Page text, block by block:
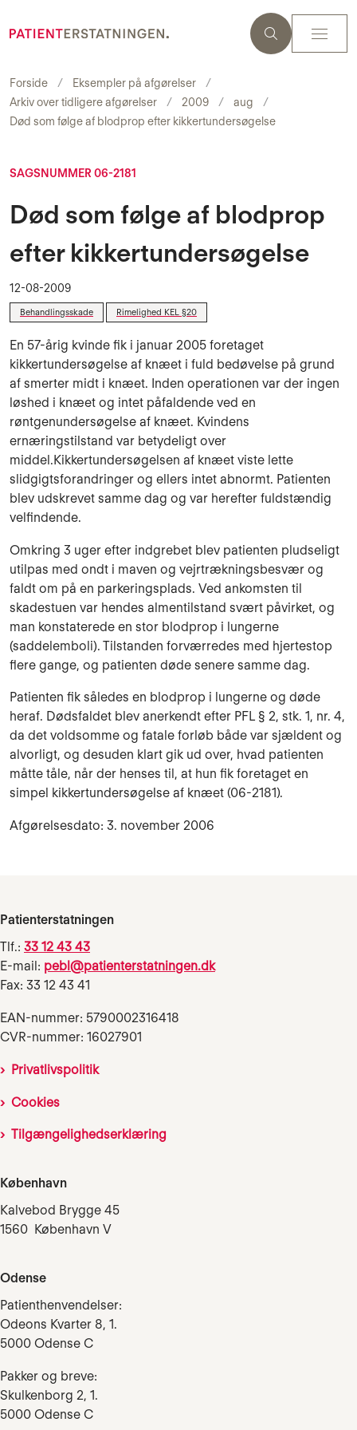
Forside
Eksempler på afgørelser
Arkiv over tidligere afgørelser
2009
aug
Død som følge af blodprop efter kikkertundersøgelse
SAGSNUMMER 06-2181
Død som følge af blodprop
efter kikkertundersøgelse
12-08-2009
Behandlingsskade Rimelighed KEL §20
En 57-årig kvinde fik i januar 2005 foretaget
kikkertundersøgelse af knæet i fuld bedøvelse på grund
af smerter midt i knæet. Inden operationen var der ingen
løshed i knæet og intet påfaldende ved en
røntgenundersøgelse af knæet. Kvindens
ernæringstilstand var betydeligt over
middel.Kikkertundersøgelsen af knæet viste lette
slidgigtsforandringer og ellers intet abnormt. Patienten
blev udskrevet samme dag og var herefter fuldstændig
velfindende.
Omkring 3 uger efter indgrebet blev patienten pludseligt
utilpas med ondt i maven og vejrtrækningsbesvær og
faldt om på en parkeringsplads. Ved ankomsten til
skadestuen var hendes almentilstand svært påvirket, og
man konstaterede en stor blodprop i lungerne
(saddelemboli). Tilstanden forværredes med hjertestop
flere gange, og patienten døde senere samme dag.
Patienten fik således en blodprop i lungerne og døde
heraf. Dødsfaldet blev anerkendt efter PFL § 2, stk. 1, nr. 4,
da det voldsomme og fatale forløb både var sjældent og
alvorligt, og desuden klart gik ud over, hvad patienten
måtte tåle, når der henses til, at hun fik foretaget en
simpel kikkertundersøgelse af knæet (06-2181).
Afgørelsesdato: 3. november 2006
Patienterstatningen
Tlf.: 33 12 43 43
E-mail: pebl@patienterstatningen.dk
Fax: 33 12 43 41
EAN-nummer: 5790002316418
CVR-nummer: 16027901
Privatlivspolitik
Cookies
Tilgængelighedserklæring
København
Kalvebod Brygge 45
1560 København V
Odense
Patienthenvendelser:
Odeons Kvarter 8, 1.
5000 Odense C
Pakker og breve:
Skulkenborg 2, 1.
5000 Odense C